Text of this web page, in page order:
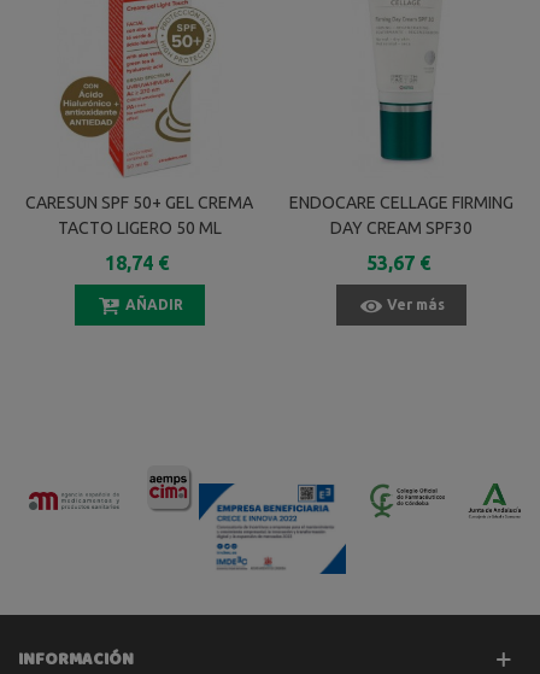
CARESUN SPF 50+ GEL CREMA
TACTO LIGERO 50 ML
18,74 €
AÑADIR
ENDOCARE CELLAGE FIRMING
DAY CREAM SPF30
REAFIRMANTE
REGENERADORA 50 ML
53,67 €
Ver más
INFORMACIÓN